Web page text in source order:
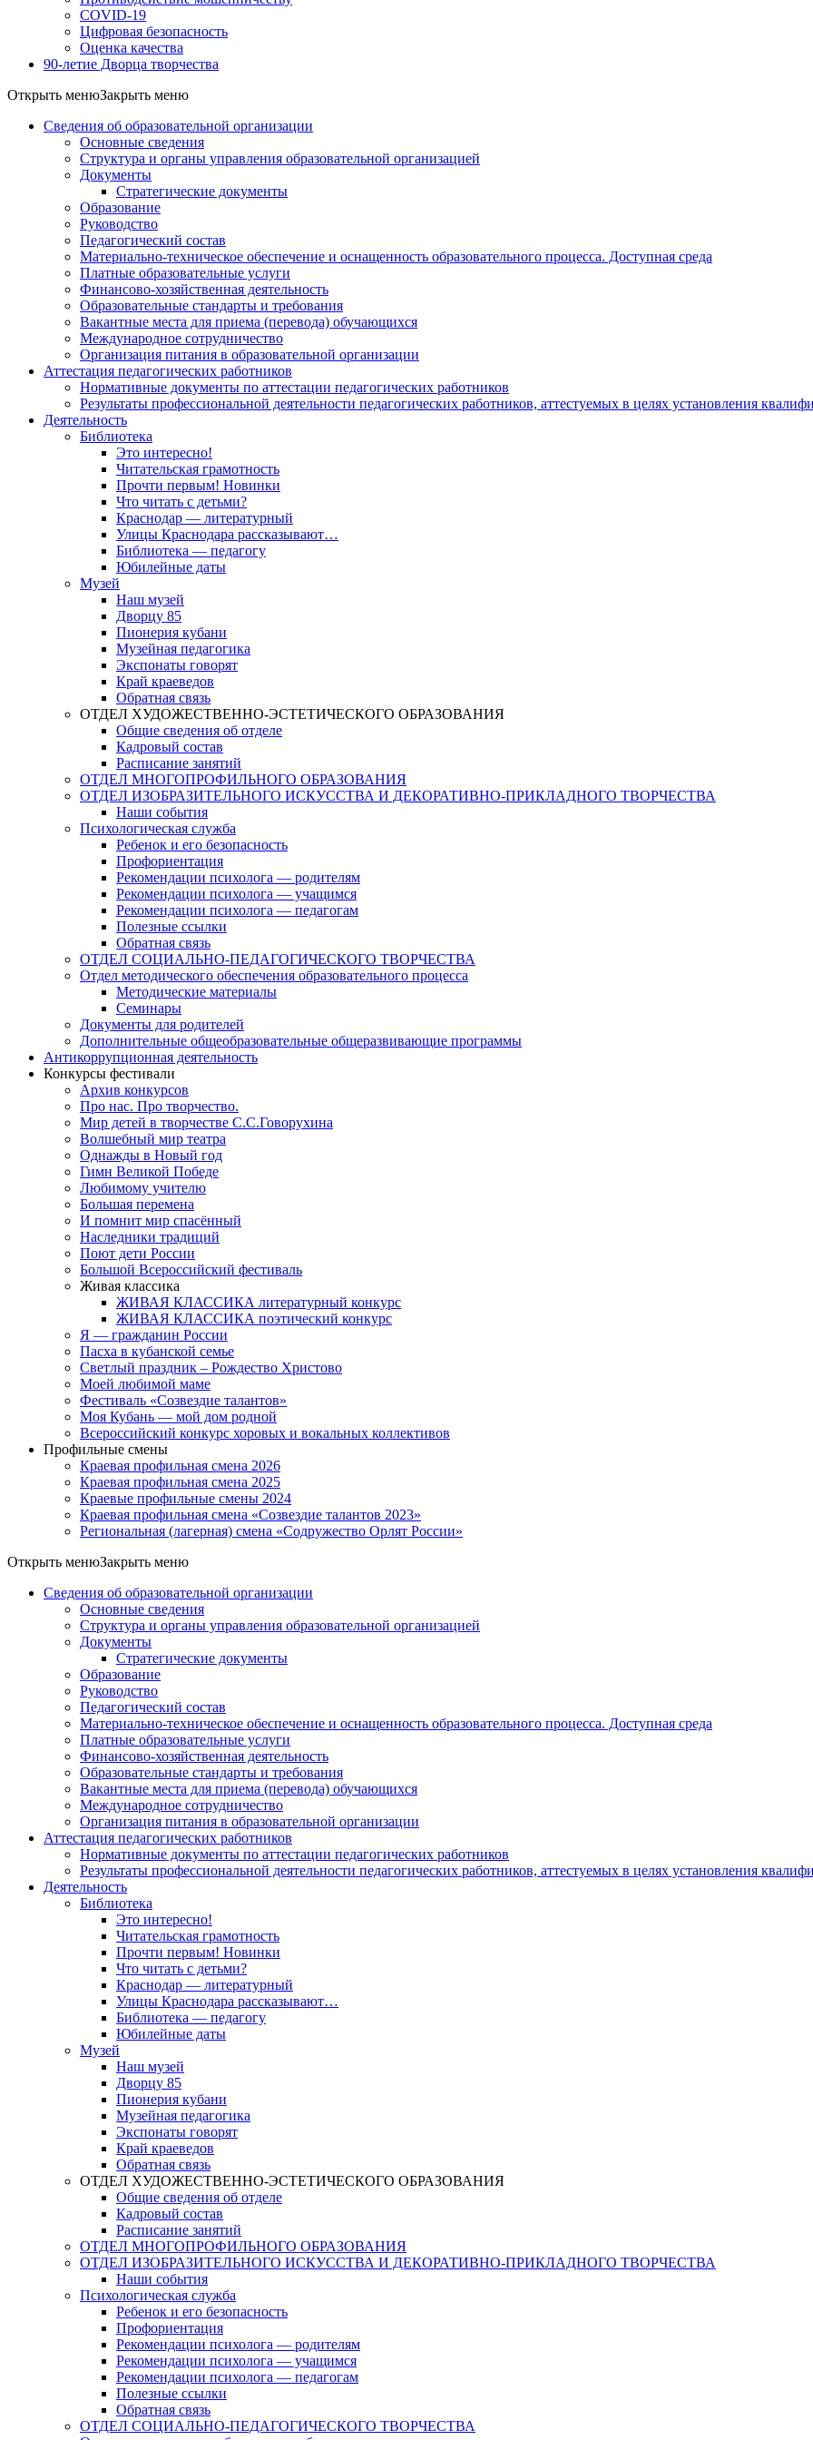
COVID-19
Цифровая безопасность
Оценка качества
90-летие Дворца творчества
Открыть менюЗакрыть меню
Сведения об образовательной организации
Основные сведения
Структура и органы управления образовательной организацией
Документы
Стратегические документы
Образование
Руководство
Педагогический состав
Материально-техническое обеспечение и оснащенность образовательного процесса. Доступная среда
Платные образовательные услуги
Финансово-хозяйственная деятельность
Образовательные стандарты и требования
Вакантные места для приема (перевода) обучающихся
Международное сотрудничество
Организация питания в образовательной организации
Аттестация педагогических работников
Нормативные документы по аттестации педагогических работников
Результаты профессиональной деятельности педагогических работников, аттестуемых в целях установления
Деятельность
Библиотека
Это интересно!
Читательская грамотность
Прочти первым! Новинки
Что читать с детьми?
Краснодар — литературный
Улицы Краснодара рассказывают…
Библиотека — педагогу
Юбилейные даты
Музей
Наш музей
Дворцу 85
Пионерия кубани
Музейная педагогика
Экспонаты говорят
Край краеведов
Обратная связь
ОТДЕЛ ХУДОЖЕСТВЕННО-ЭСТЕТИЧЕСКОГО ОБРАЗОВАНИЯ
Общие сведения об отделе
Кадровый состав
Расписание занятий
ОТДЕЛ МНОГОПРОФИЛЬНОГО ОБРАЗОВАНИЯ
ОТДЕЛ ИЗОБРАЗИТЕЛЬНОГО ИСКУССТВА И ДЕКОРАТИВНО-ПРИКЛАДНОГО ТВОРЧЕСТВА
Наши события
Психологическая служба
Ребенок и его безопасность
Профориентация
Рекомендации психолога — родителям
Рекомендации психолога — учащимся
Рекомендации психолога — педагогам
Полезные ссылки
Обратная связь
ОТДЕЛ СОЦИАЛЬНО-ПЕДАГОГИЧЕСКОГО ТВОРЧЕСТВА
Отдел методического обеспечения образовательного процесса
Методические материалы
Семинары
Документы для родителей
Дополнительные общеобразовательные общеразвивающие программы
Антикоррупционная деятельность
Конкурсы фестивали
Архив конкурсов
Про нас. Про творчество.
Мир детей в творчестве С.С.Говорухина
Волшебный мир театра
Однажды в Новый год
Гимн Великой Победе
Любимому учителю
Большая перемена
И помнит мир спасённый
Наследники традиций
Поют дети России
Большой Всероссийский фестиваль
Живая классика
ЖИВАЯ КЛАССИКА литературный конкурс
ЖИВАЯ КЛАССИКА поэтический конкурс
Я — гражданин России
Пасха в кубанской семье
Светлый праздник – Рождество Христово
Моей любимой маме
Фестиваль «Созвездие талантов»
Моя Кубань — мой дом родной
Всероссийский конкурс хоровых и вокальных коллективов
Профильные смены
Краевая профильная смена 2026
Краевая профильная смена 2025
Краевые профильные смены 2024
Краевая профильная смена «Созвездие талантов 2023»
Региональная (лагерная) смена «Содружество Орлят России»
Открыть менюЗакрыть меню
Сведения об образовательной организации
Основные сведения
Структура и органы управления образовательной организацией
Документы
Стратегические документы
Образование
Руководство
Педагогический состав
Материально-техническое обеспечение и оснащенность образовательного процесса. Доступная среда
Платные образовательные услуги
Финансово-хозяйственная деятельность
Образовательные стандарты и требования
Вакантные места для приема (перевода) обучающихся
Международное сотрудничество
Организация питания в образовательной организации
Аттестация педагогических работников
Нормативные документы по аттестации педагогических работников
Результаты профессиональной деятельности педагогических работников, аттестуемых в целях установления
Деятельность
Библиотека
Это интересно!
Читательская грамотность
Прочти первым! Новинки
Что читать с детьми?
Краснодар — литературный
Улицы Краснодара рассказывают…
Библиотека — педагогу
Юбилейные даты
Музей
Наш музей
Дворцу 85
Пионерия кубани
Музейная педагогика
Экспонаты говорят
Край краеведов
Обратная связь
ОТДЕЛ ХУДОЖЕСТВЕННО-ЭСТЕТИЧЕСКОГО ОБРАЗОВАНИЯ
Общие сведения об отделе
Кадровый состав
Расписание занятий
ОТДЕЛ МНОГОПРОФИЛЬНОГО ОБРАЗОВАНИЯ
ОТДЕЛ ИЗОБРАЗИТЕЛЬНОГО ИСКУССТВА И ДЕКОРАТИВНО-ПРИКЛАДНОГО ТВОРЧЕСТВА
Наши события
Психологическая служба
Ребенок и его безопасность
Профориентация
Рекомендации психолога — родителям
Рекомендации психолога — учащимся
Рекомендации психолога — педагогам
Полезные ссылки
Обратная связь
ОТДЕЛ СОЦИАЛЬНО-ПЕДАГОГИЧЕСКОГО ТВОРЧЕСТВА